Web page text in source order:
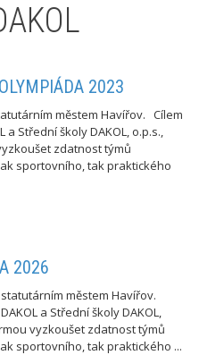
2023
městem Havířov. Cílem
Střední školy DAKOL, o.p.s.,
zdatnost týmů
sportovního, tak praktického
2026
městem Havířov.
a Střední školy DAKOL,
vyzkoušet zdatnost týmů
sportovního, tak praktického ...